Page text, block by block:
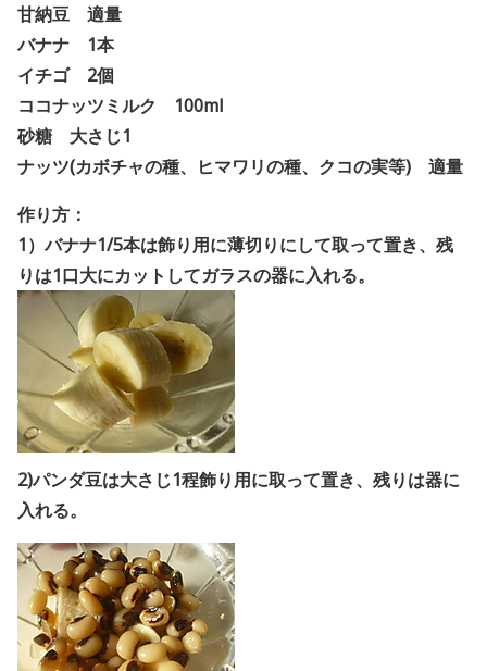
甘納豆 適量
バナナ 1本
イチゴ 2個
ココナッツミルク 100ml
砂糖 大さじ1
ナッツ(カボチャの種、ヒマワリの種、クコの実等) 適量
作り方：
1）バナナ1/5本は飾り用に薄切りにして取って置き、残
りは1口大にカットしてガラスの器に入れる。
2)パンダ豆は大さじ1程飾り用に取って置き、残りは器に
入れる。